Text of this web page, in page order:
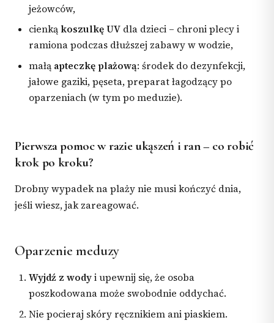
jeżowców,
cienką koszulkę UV dla dzieci – chroni plecy i
ramiona podczas dłuższej zabawy w wodzie,
małą apteczkę plażową: środek do dezynfekcji,
jałowe gaziki, pęseta, preparat łagodzący po
oparzeniach (w tym po meduzie).
Pierwsza pomoc w razie ukąszeń i ran – co robić
krok po kroku?
Drobny wypadek na plaży nie musi kończyć dnia,
jeśli wiesz, jak zareagować.
Oparzenie meduzy
Wyjdź z wodyi upewnij się, że osoba
poszkodowana może swobodnie oddychać.
Nie pocieraj skóry ręcznikiem ani piaskiem.